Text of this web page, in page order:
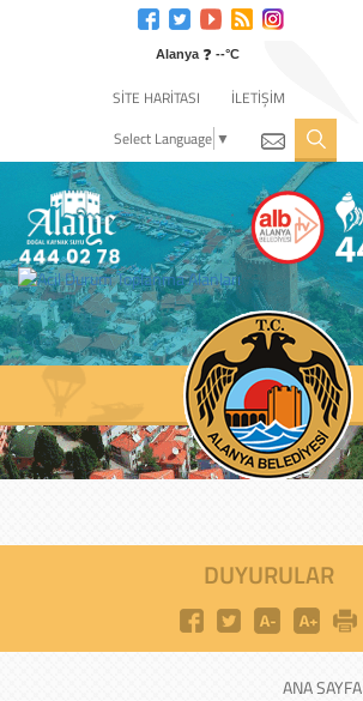
Alanya ❓ --°C
SİTE HARİTASI
İLETİŞİM
Select Language ▼
DUYURULAR
ANA SAYFA